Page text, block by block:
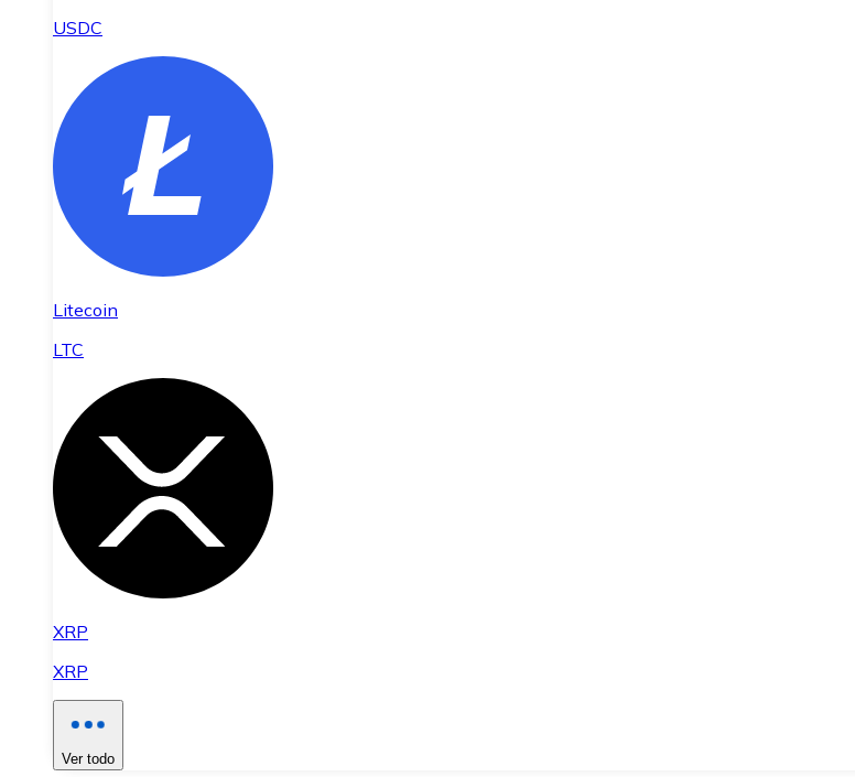
USDC
Litecoin
LTC
XRP
XRP
Ver todo